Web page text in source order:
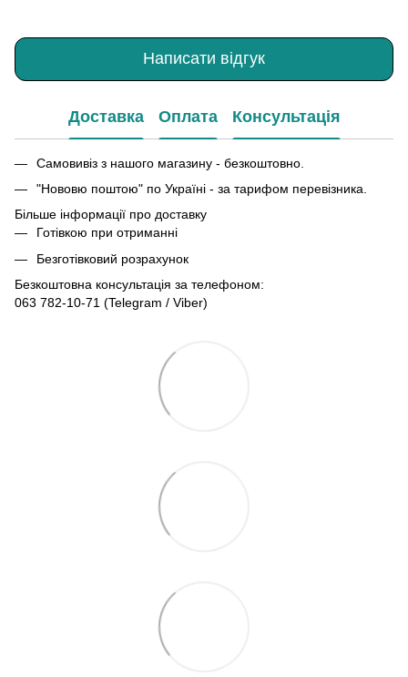
Написати відгук
Доставка Оплата Консультація
Самовивіз з нашого магазину - безкоштовно.
"Нововю поштою" по Україні - за тарифом перевізника.
Більше інформації про доставку
Готівкою при отриманні
Безготівковий розрахунок
Безкоштовна консультація за телефоном:
063 782-10-71 (Telegram / Viber)